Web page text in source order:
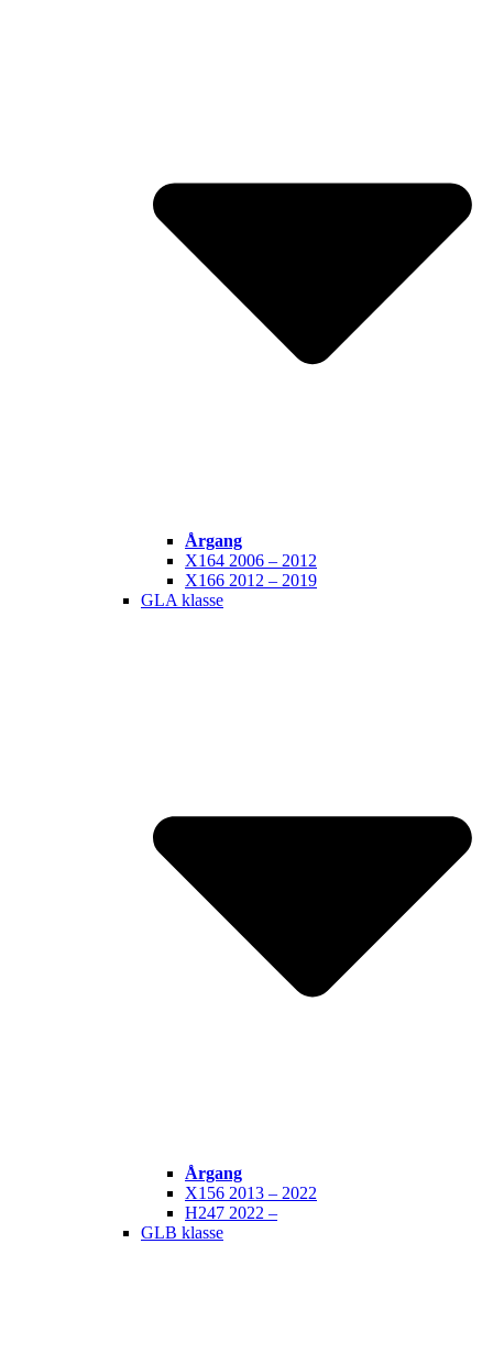
Årgang
X164 2006 – 2012
X166 2012 – 2019
GLA klasse
Årgang
X156 2013 – 2022
H247 2022 –
GLB klasse